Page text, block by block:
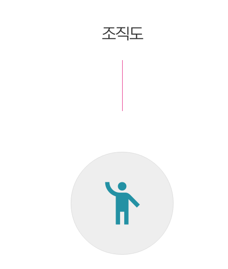
조직도
emoji_people